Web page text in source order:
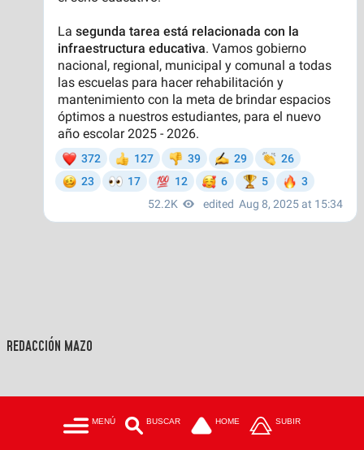
REDACCIÓN MAZO
MENÚ BUSCAR HOME SUBIR